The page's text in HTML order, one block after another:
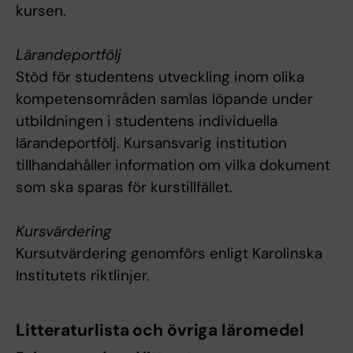
kursen.
Lärandeportfölj
Stöd för studentens utveckling inom olika
kompetensområden samlas löpande under
utbildningen i studentens individuella
lärandeportfölj. Kursansvarig institution
tillhandahåller information om vilka dokument
som ska sparas för kurstillfället.
Kursvärdering
Kursutvärdering genomförs enligt Karolinska
Institutets riktlinjer.
Litteraturlista och övriga läromedel